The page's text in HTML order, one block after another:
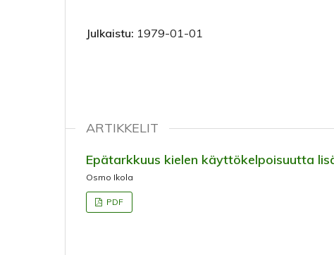
Julkaistu: 1979-01-01
ARTIKKELIT
Epätarkkuus kielen käyttökelpoisuutta
Osmo Ikola
PDF